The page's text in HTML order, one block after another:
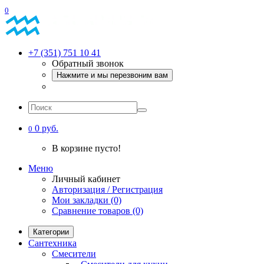
0
+7 (351) 751 10 41
Обратный звонок
Нажмите и мы перезвоним вам
0 0 руб.
В корзине пусто!
Меню
Личный кабинет
Авторизация / Регистрация
Мои закладки (0)
Сравнение товаров (0)
Категории
Сантехника
Смесители